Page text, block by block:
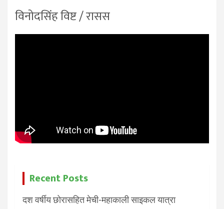
विनोदसिंह विष्ट / रासस
Recent Posts
दश वर्षीय छोरासहित मेची-महाकाली साइकल यात्रा